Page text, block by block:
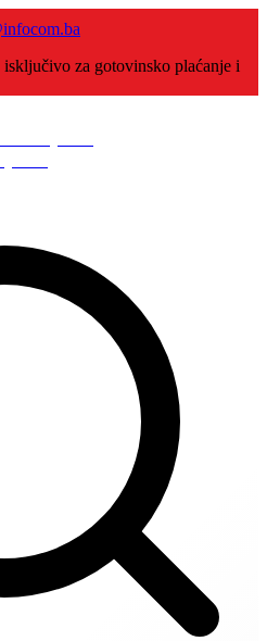
za gotovinsko plaćanje i